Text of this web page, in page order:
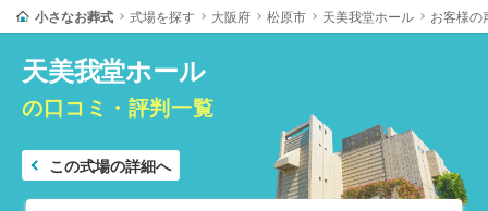
小さなお葬式 式場を探す 大阪府 松原市 天美我堂ホール お客様の
天美我堂ホール
の口コミ・評判一覧
この式場の詳細へ